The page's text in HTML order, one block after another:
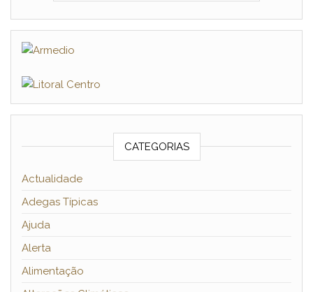
CATEGORIAS
Actualidade
Adegas Típicas
Ajuda
Alerta
Alimentação